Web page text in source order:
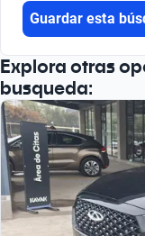
Guardar esta
Explora otras
busqueda: